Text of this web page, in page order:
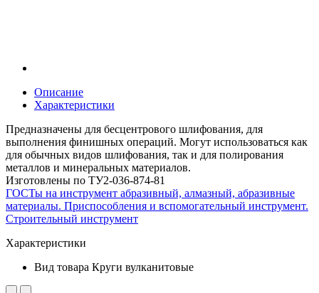
Описание
Характеристики
Предназначены для бесцентрового шлифования, для
выполнения финишных операций. Могут использоваться как
для обычных видов шлифования, так и для полирования
металлов и минеральных материалов.
Изготовлены по ТУ2-036-874-81
ГОСТы на инструмент абразивный, алмазный, абразивные
материалы. Приспособления и вспомогательный инструмент.
Строительный инструмент
Характеристики
Вид товара Круги вулканитовые